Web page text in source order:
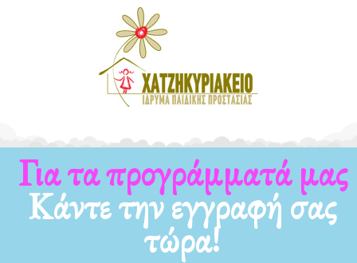
Για τα προγράμματά μας
Κάντε την εγγραφή σας
τώρα!